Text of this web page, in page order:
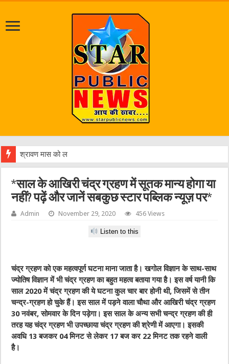
श्रावण मास को लेकर प्रशासन अलर्ट, डीआईजी
*साल के आखिरी चंद्र ग्रहण में सूतक मान्य होगा या
नहीं? पढ़ें और जानें सबकुछ स्टार पब्लिक न्यूज़ पर*
Admin November 29, 2020 456 Views
Listen to this
चंद्र ग्रहण को एक महत्वपूर्ण घटना माना जाता है। खगोल विज्ञान के साथ-साथ
ज्योतिष विज्ञान में भी चंद्र ग्रहण का बहुत महत्व बताया गया है। इस वर्ष यानी कि
साल 2020 में चंद्र ग्रहण की ये घटना कुल चार बार होनी थी, जिसमें से तीन
चन्द्र-ग्रहण हो चुके हैं। इस साल में पड़ने वाला चौथा और आखिरी चंद्र ग्रहण
30 नवंबर, सोमवार के दिन पड़ेगा। इस साल के अन्य सभी चन्द्र ग्रहण की ही
तरह यह चंद्र ग्रहण भी उपच्छाया चंद्र ग्रहण की श्रेणी में आएगा। इसकी
अवधि 13 बजकर 04 मिनट से लेकर 17 बज कर 22 मिनट तक रहने वाली
है।